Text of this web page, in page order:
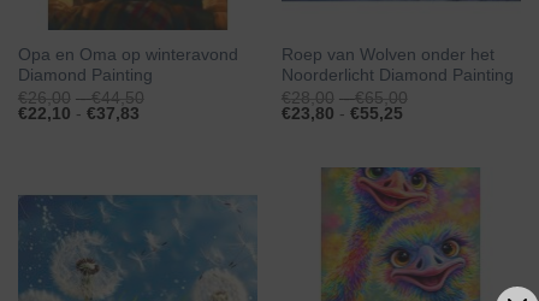
Opa en Oma op winteravond
Diamond Painting
€26,00 - €44,50
€22,10 - €37,83Prijsklasse:
Roep van Wolven onder het
Noorderlicht Diamond Painting
€28,00 - €65,00
€23,80 - €55,25Prijsklasse: